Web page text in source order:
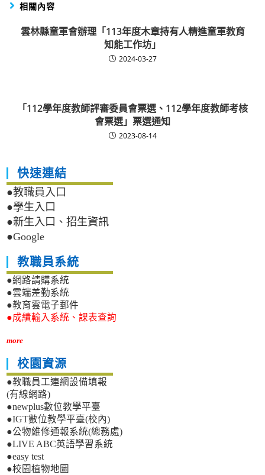
相關內容
雲林縣童軍會辦理「113年度木章持有人精進童軍教育
知能工作坊」
2024-03-27
「112學年度教師評審委員會票選、112學年度教師考核
會票選」票選通知
2023-08-14
快速連結
●教職員入口
●學生入口
●新生入口、招生資訊
●Google
教職員系統
●網路請購系統
●雲端差勤系統
●教育雲電子郵件
●成績輸入系統、課表查詢
more
校園資源
●教職員工連網設備填報
(有線網路)
●newplus數位教學平臺
●IGT數位教學平臺(校內)
●公物維修通報系統(總務處)
●LIVE ABC英語學習系統
●easy test
●校園植物地圖